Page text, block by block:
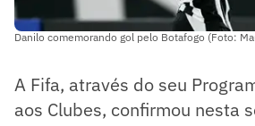
Danilo comemorando gol pelo Botafogo (Foto:
A Fifa, através do seu
aos Clubes, confirmou nesta